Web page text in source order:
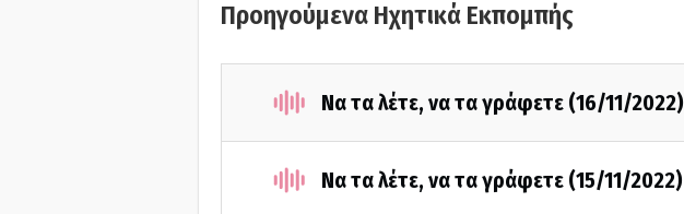
Προηγούμενα Ηχητικά Εκπομπής
Να τα λέτε, να τα γράφετε (16/11/2022)
Να τα λέτε, να τα γράφετε (15/11/2022)